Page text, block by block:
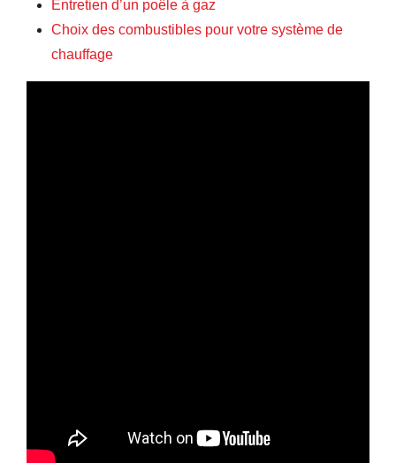
Entretien d’un poêle à gaz
Choix des combustibles pour votre système de
chauffage